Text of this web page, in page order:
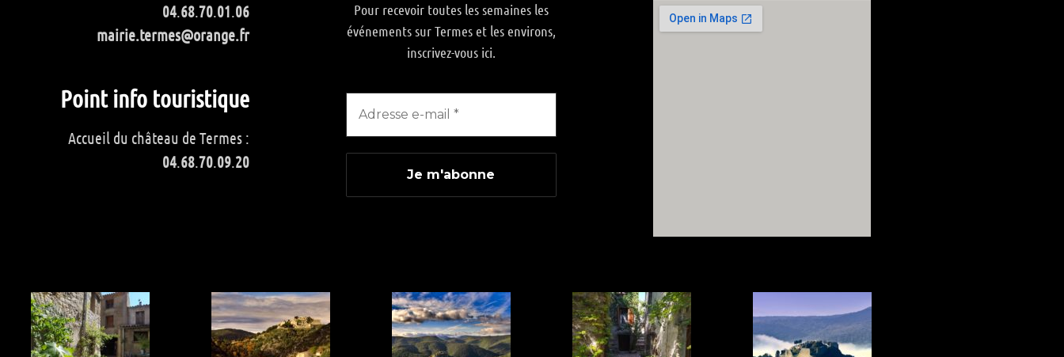
04.68.70.01.06
mairie.termes@orange.fr
Point info touristique
Accueil du château de Termes :
04.68.70.09.20
Pour recevoir toutes les semaines les
événements sur Termes et les environs,
inscrivez-vous ici.